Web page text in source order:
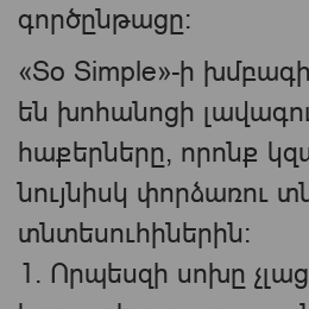
գործընթացը։
«So Simple»-ի
են խոհանոցի
հաքերները, որոնք
նույնիսկ փորձառու
տնտեսուհիներին:
1. Որպեսզի սոխը